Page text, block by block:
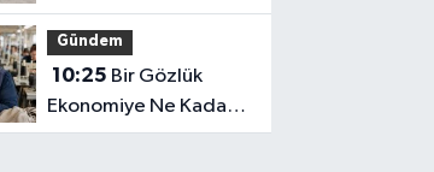
ve CE İbaresi Tek
Başına Yeterli mi?
Gündem
10:25
Ekonomiye Ne Kadar
Katkı Sağlayabilir?